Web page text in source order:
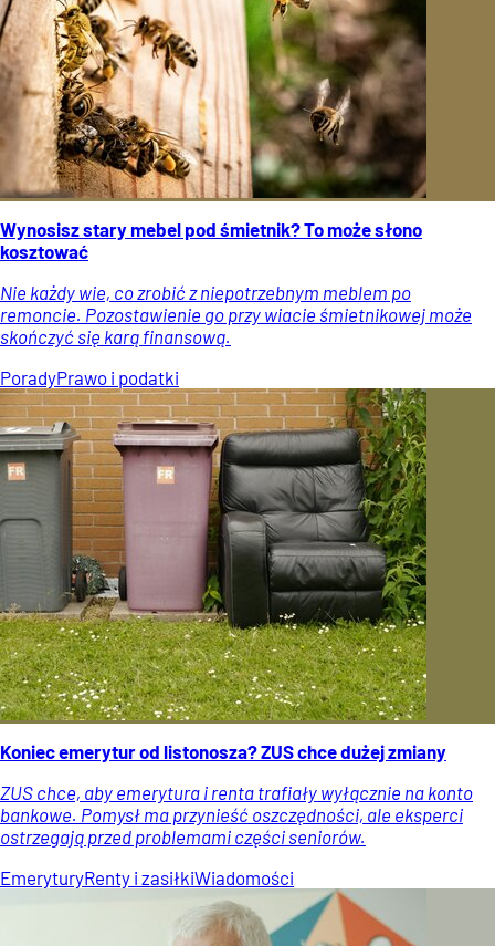
Wynosisz stary mebel pod śmietnik? To może słono
kosztować
Nie każdy wie, co zrobić z niepotrzebnym meblem po
remoncie. Pozostawienie go przy wiacie śmietnikowej może
skończyć się karą finansową.
PoradyPrawo i podatki
Koniec emerytur od listonosza? ZUS chce dużej zmiany
ZUS chce, aby emerytura i renta trafiały wyłącznie na konto
bankowe. Pomysł ma przynieść oszczędności, ale eksperci
ostrzegają przed problemami części seniorów.
EmeryturyRenty i zasiłkiWiadomości